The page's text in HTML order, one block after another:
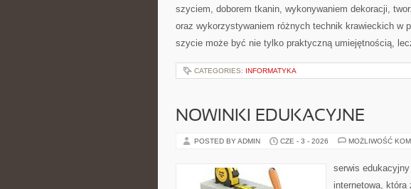
szyciem, doborem tkanin, wykonywaniem dekoracji,
oraz wykorzystywaniem różnych technik krawieckich w
szycie może być nie tylko praktyczną umiejętnością,
CATEGORIES: INFORMATYKA
NOWINKI EDUKACYJNE
POSTED BY ADMIN CZE - 3 - 2026 MOŻLIWOŚĆ
serwis
internetowa, która